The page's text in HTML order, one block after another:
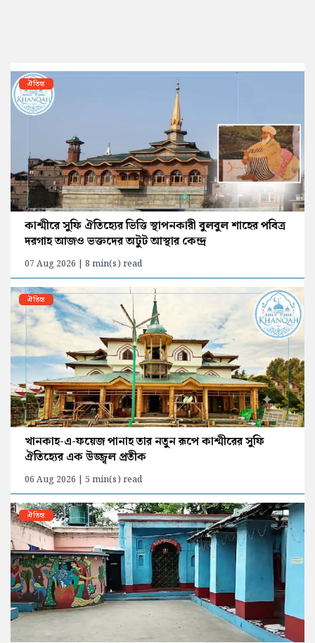
ঐতিহ্য
কাশ্মীরে সুফি ঐতিহ্যের ভিত্তি স্থাপনকারী বুলবুল শাহের পবিত্র
দরগাহ আজও ভক্তদের অটুট আস্থার কেন্দ্র
07 Aug 2026 | 8 min(s) read
ঐতিহ্য
খানকাহ-এ-ফয়েজ পানাহ তার নতুন রূপে কাশ্মীরের সুফি
ঐতিহ্যের এক উজ্জ্বল প্রতীক
06 Aug 2026 | 5 min(s) read
ঐতিহ্য